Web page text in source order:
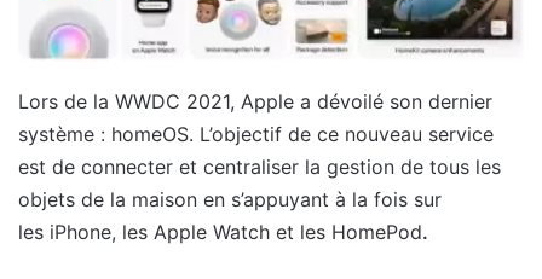
Lors de la WWDC 2021, Apple a dévoilé son dernier
système : homeOS. L’objectif de ce nouveau service
est de connecter et centraliser la gestion de tous les
objets de la maison en s’appuyant à la fois sur
les iPhone, les Apple Watch et les HomePod.